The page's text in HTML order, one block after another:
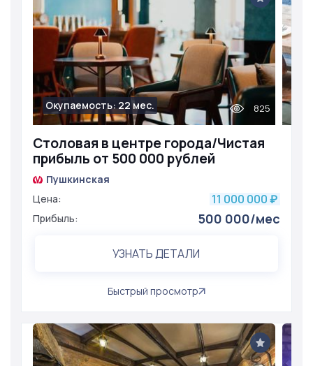
Столовая в центре города/Чистая
прибыль от 500 000 рублей
Окупаемость: 22 мес. 825
Пушкинская
Цена:
11 000 000 ₽
Прибыль: 500 000/мес
УЗНАТЬ ДЕТАЛИ
Быстрый просмотр